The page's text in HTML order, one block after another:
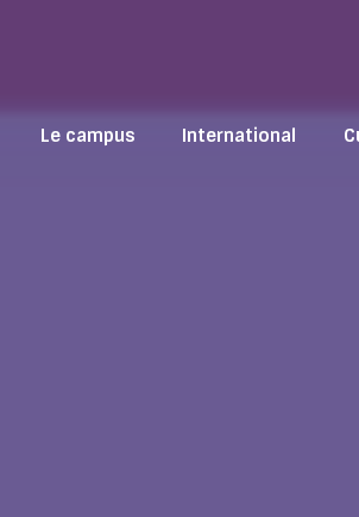
Le campus International